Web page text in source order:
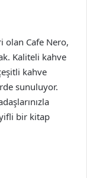
olan Cafe Nero,
Kaliteli kahve
kahve
sunuluyor.
bir kitap